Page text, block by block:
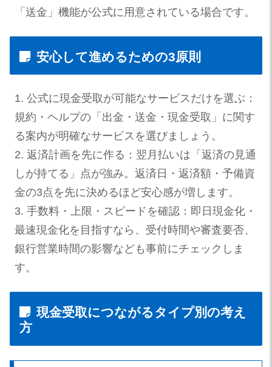
「送金」機能が公式に用意されている場合です。
安心して進めるための3原則
1. 公式に現金受取が可能なサービスだけを選ぶ：
規約・ヘルプの「出金・送金・現金受取」に関す
る案内が明確なサービスを選びましょう。
2. 返済計画を先に作る：翌月払いは「返済の見通
しが持てる」点が強み。返済日・返済額・予備資
金の3点を先に決めるほど安心感が増します。
3. 手数料・上限・スピードを確認：即日現金化・
最速現金化を目指すなら、受付時間や審査要否、
銀行営業時間の影響なども事前にチェックしま
す。
現金受取につながるタイプ別の考え
方